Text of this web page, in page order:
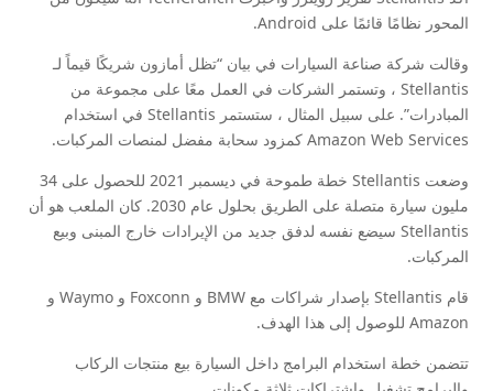
المحور نظامًا قائمًا على Android.
وقالت شركة صناعة السيارات في بيان “تظل أمازون شريكًا قيماً لـ
Stellantis ، وتستمر الشركات في العمل معًا على مجموعة من
المبادرات”. على سبيل المثال ، ستستمر Stellantis في استخدام
Amazon Web Services كمزود سحابة مفضل لمنصات المركبات.
وضعت Stellantis خطة طموحة في ديسمبر 2021 للحصول على 34
مليون سيارة متصلة على الطريق بحلول عام 2030. كان الملعب هو أن
Stellantis سيضع نفسه لدفق جديد من الإيرادات خارج المبنى وبيع
المركبات.
قام Stellantis بإصدار شراكات مع BMW و Foxconn و Waymo و
Amazon للوصول إلى هذا الهدف.
تتضمن خطة استخدام البرامج داخل السيارة بيع منتجات الركاب